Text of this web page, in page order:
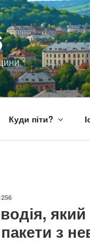
Куди піти?
з